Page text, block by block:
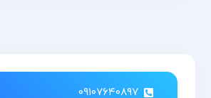
۰۹۱۰۷۶۴۰۸۹۷